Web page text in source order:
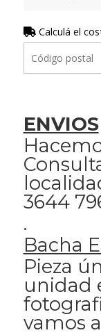
Calculá el
ENVIOS
3644
.
Bacha
Pieza
unidad
vamos